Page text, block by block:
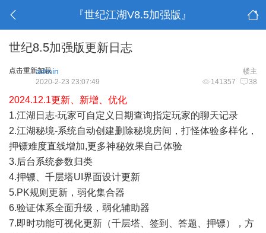
『世纪江湖V8.5加强版』
世纪8.5加强版更新日志
点击重新加载 楼主
admin
141357 38
2020-2-23 23:07:49
2024.12.1更新、新增、优化
1.江湖日志-玩家可自定义日期查询指定玩家的聊天记录
2.江湖秘境-系统自动创建删除秘境房间，打怪体验多样化，
押镖难度直线增加,更多神秘效果自己体验
3.后台系统参数归类
4.押镖、千层塔UI界面设计更新
5.PK规则更新，弱化集合器
6.验证体系全面升级，弱化辅助器
7.即时功能可视化更新（千层塔、签到、答题、押镖），方